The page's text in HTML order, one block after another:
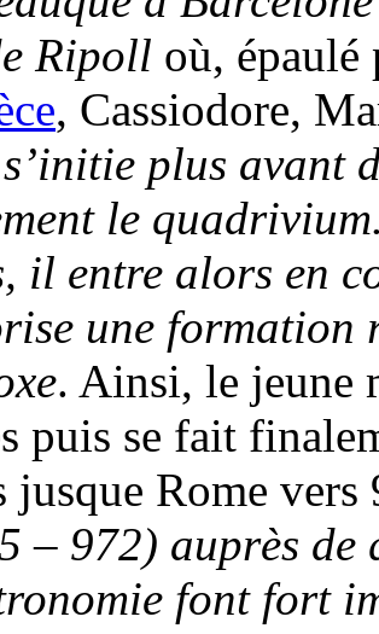
Ripoll où, épaulé
, Cassiodore,
s’initie plus avant
le quadrivium
il entre alors en
une formation
. Ainsi, le jeune
puis se fait
jusque Rome
– 972) auprès de
font fort